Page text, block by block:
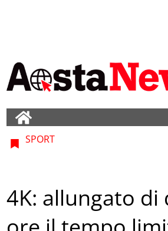
SPORT
4K: allungato